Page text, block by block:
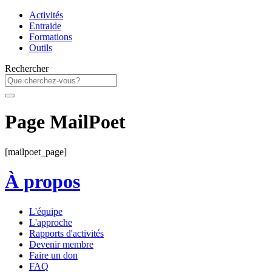
Activités
Entraide
Formations
Outils
Rechercher
Page MailPoet
[mailpoet_page]
À propos
L'équipe
L'approche
Rapports d'activités
Devenir membre
Faire un don
FAQ